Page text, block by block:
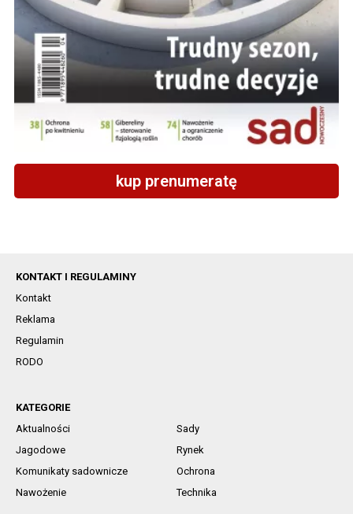
kup prenumeratę
KONTAKT I REGULAMINY
Kontakt
Reklama
Regulamin
RODO
KATEGORIE
Aktualności
Sady
Jagodowe
Rynek
Komunikaty sadownicze
Ochrona
Nawożenie
Technika